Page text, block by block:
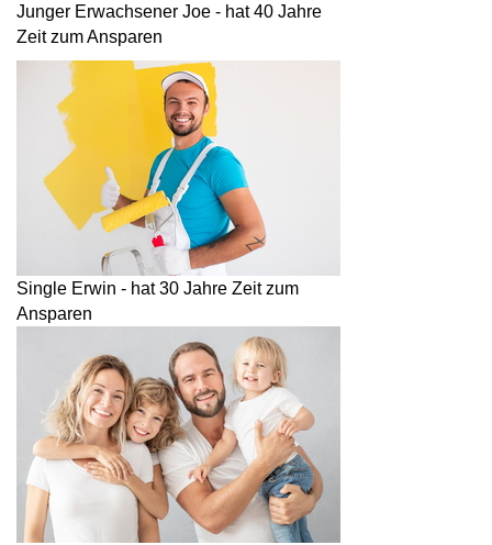
Junger Erwachsener Joe - hat 40 Jahre
Zeit zum Ansparen
Single Erwin - hat 30 Jahre Zeit zum
Ansparen